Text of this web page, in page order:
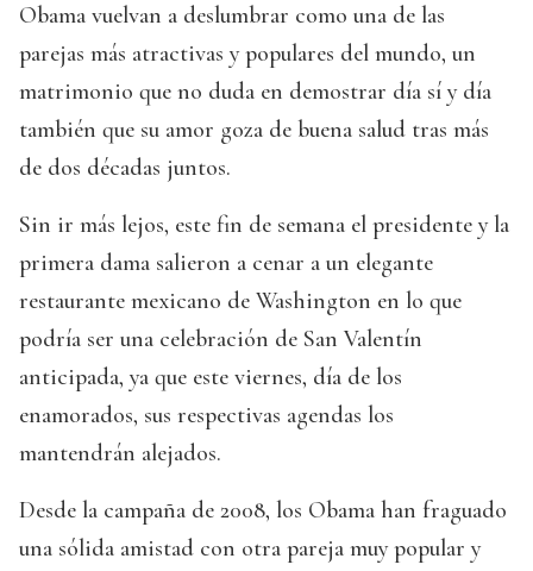
Obama vuelvan a deslumbrar como una de las
parejas más atractivas y populares del mundo, un
matrimonio que no duda en demostrar día sí y día
también que su amor goza de buena salud tras más
de dos décadas juntos.
Sin ir más lejos, este fin de semana el presidente y la
primera dama salieron a cenar a un elegante
restaurante mexicano de Washington en lo que
podría ser una celebración de San Valentín
anticipada, ya que este viernes, día de los
enamorados, sus respectivas agendas los
mantendrán alejados.
Desde la campaña de 2008, los Obama han fraguado
una sólida amistad con otra pareja muy popular y